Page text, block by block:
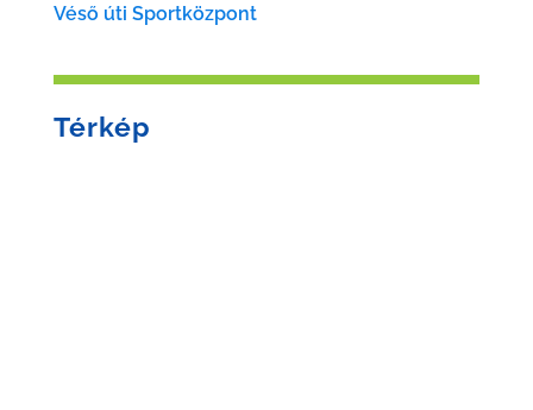
Véső úti Sportközpont
Térkép